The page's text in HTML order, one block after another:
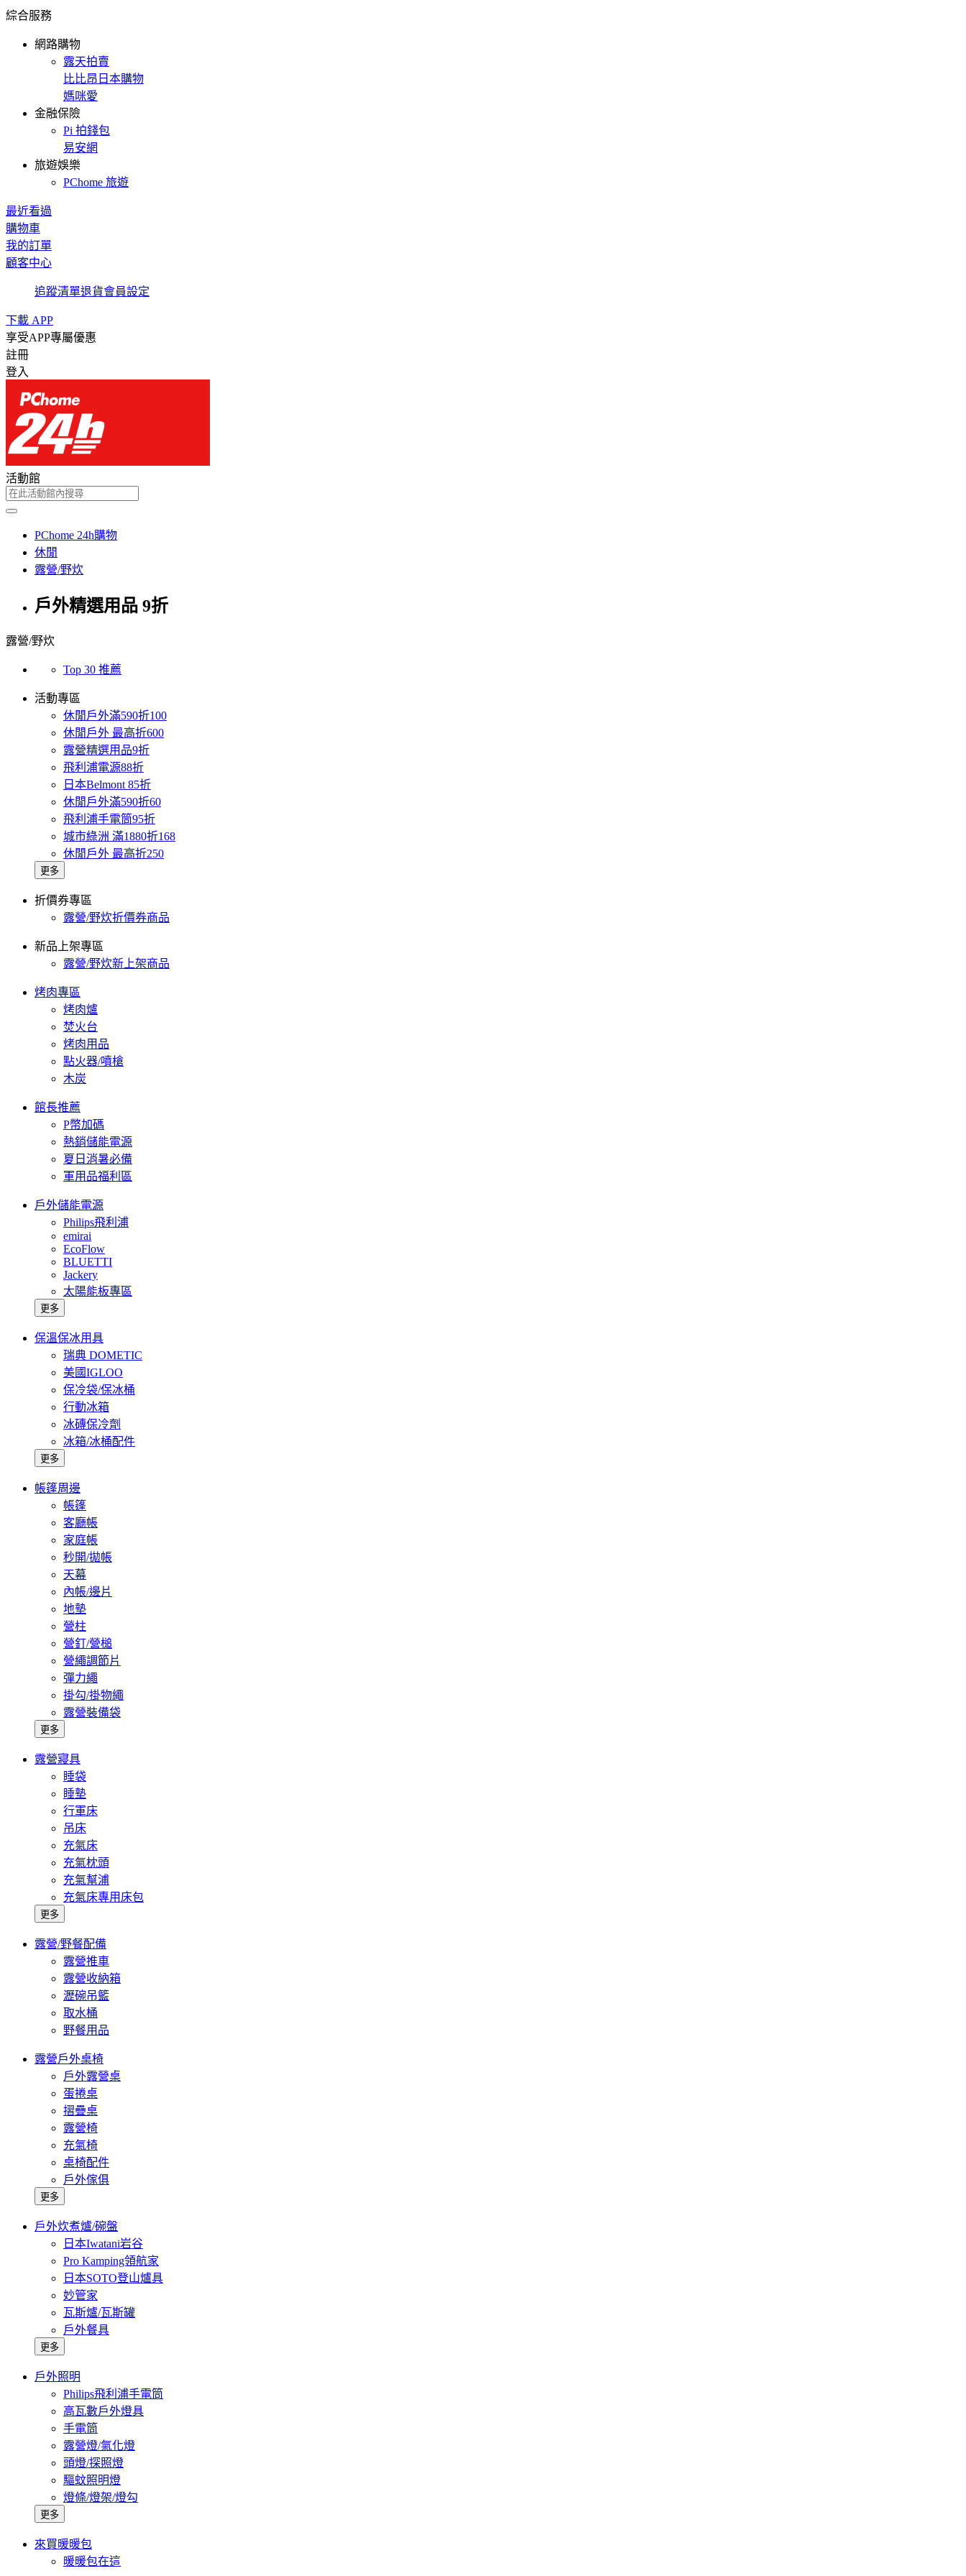
綜合服務
網路購物
露天拍賣
比比昂日本購物
媽咪愛
金融保險
Pi 拍錢包
易安網
旅遊娛樂
PChome 旅遊
最近看過
購物車
我的訂單
顧客中心
追蹤清單退貨會員設定
下載 APP
享受APP專屬優惠
註冊
登入
活動館
PChome 24h購物
休閒
露營/野炊
戶外精選用品 9折
露營/野炊
Top 30 推薦
活動專區
休閒戶外滿590折100
休閒戶外 最高折600
露營精選用品9折
飛利浦電源88折
日本Belmont 85折
休閒戶外滿590折60
飛利浦手電筒95折
城市綠洲 滿1880折168
休閒戶外 最高折250
更多
折價券專區
露營/野炊折價券商品
新品上架專區
露營/野炊新上架商品
烤肉專區
烤肉爐
焚火台
烤肉用品
點火器/噴槍
木炭
館長推薦
P幣加碼
熱銷儲能電源
夏日消暑必備
軍用品福利區
戶外儲能電源
Philips飛利浦
emirai
EcoFlow
BLUETTI
Jackery
太陽能板專區
更多
保溫保冰用具
瑞典 DOMETIC
美國IGLOO
保冷袋/保冰桶
行動冰箱
冰磚保冷劑
冰箱/冰桶配件
更多
帳篷周邊
帳篷
客廳帳
家庭帳
秒開/拋帳
天幕
內帳/邊片
地墊
營柱
營釘/營槌
營繩調節片
彈力繩
掛勾/掛物繩
露營裝備袋
更多
露營寢具
睡袋
睡墊
行軍床
吊床
充氣床
充氣枕頭
充氣幫浦
充氣床專用床包
更多
露營/野餐配備
露營推車
露營收納箱
瀝碗吊籃
取水桶
野餐用品
露營戶外桌椅
戶外露營桌
蛋捲桌
摺疊桌
露營椅
充氣椅
桌椅配件
戶外傢俱
更多
戶外炊煮爐/碗盤
日本Iwatani岩谷
Pro Kamping領航家
日本SOTO登山爐具
妙管家
瓦斯爐/瓦斯罐
戶外餐具
更多
戶外照明
Philips飛利浦手電筒
高瓦數戶外燈具
手電筒
露營燈/氣化燈
頭燈/探照燈
驅蚊照明燈
燈條/燈架/燈勾
更多
來買暖暖包
暖暖包在這